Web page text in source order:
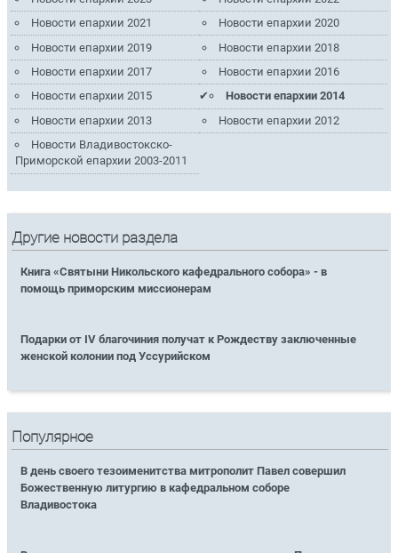
Новости епархии 2021
Новости епархии 2020
Новости епархии 2019
Новости епархии 2018
Новости епархии 2017
Новости епархии 2016
Новости епархии 2015
Новости епархии 2014
Новости епархии 2013
Новости епархии 2012
Новости Владивостокско-
Приморской епархии 2003-2011
Другие новости раздела
Книга «Святыни Никольского кафедрального собора» - в
помощь приморским миссионерам
Подарки от IV благочиния получат к Рождеству заключенные
женской колонии под Уссурийском
Популярное
В день своего тезоименитства митрополит Павел совершил
Божественную литургию в кафедральном соборе
Владивостока